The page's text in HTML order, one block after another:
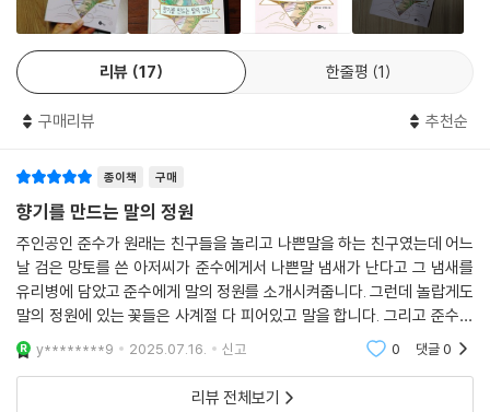
드디어 향수를 만드는 날이 됐어요. 준수는 설레는 마음으로 말의 정원을
찾습니다. “세상을 떠도는 말들아, 마음속에 숨어 있는 말들아. 벨리스 페
리니스, 벨리스 페리니스!” 검은 망토 아저씨의 힘찬 주문과 함께 준수의
요. 과연 준수의 말 냄새에서는 어떤 향기가 만들어졌을까요? 이 향기는 준
이야기 속으로 풍덩 빠져 보세요. 책을 읽는 동안 여러분의 마음속에도 말
의 씨앗이 아름답게 꽃을 피울 거예요.
『시간을 굽는 빵집』 김주현 작가와 모예진 작가의 두 번째 작품, 『향기를
만드는 말의 정원』은 어쩌면 쓸모없는 쓰레기가 되었을 말이 근사한 향기
를 만드는 거름으로 거듭나는 과정을 그린 동화입니다. 준수와 그 주변 인
물들의 이야기를 통해 우리가 평소 아무렇게나 내뱉던 말의 중요성을 다시
되새겨 보며, 앞으로 매일 어떤 말을 하고, 어떤 말을 듣고, 어떤 말을 마음
에 심으며 살아갈지 생각해 보는 기회가 되었으면 합니다.
리뷰 17 한줄평 1
구매리뷰 추천순
종이책 구매
향기를 만드는 말의 정원
주인공인 준수가 원래는 친구들을 놀리고 나쁜말을 하는 친구였는데 어느
날 검은 망토를 쓴 아저씨가 준수에게서 나쁜말 냄새가 난다고 그 냄새를
유리병에 담았고 준수에게 말의 정원를 소개시켜줍니다. 그런데 놀랍게도
말의 정원에 있는 꽃들은 사계절 다 피어있고 말을 합니다. 그리고 준수에
게 제비꽃을 주고 준수의 할아버지에게는 민들레를 줍니다. 나중에는 아저
씨가 준수만의 향
y********9 2025.07.16. 신고 0 댓글0
리뷰 전체보기